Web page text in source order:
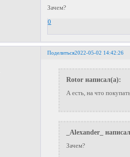
Зачем?
0
Поделиться2022-05-02 14:42:26
Rotor написал(а):
А есть, на что
_Alexander_
Зачем?